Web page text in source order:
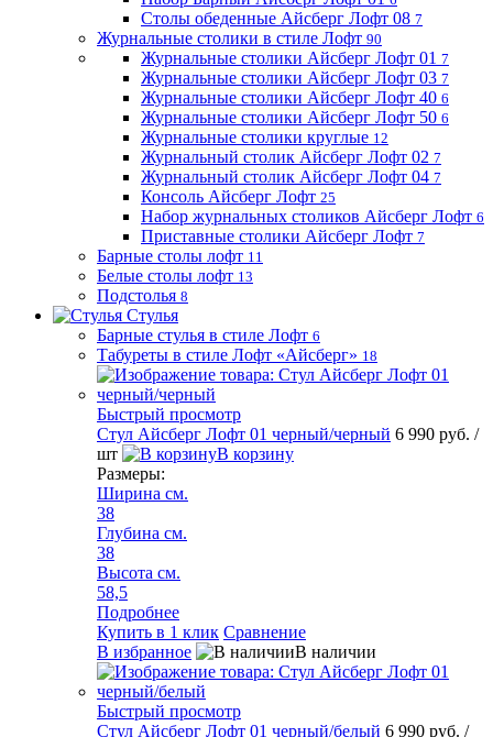
Столы обеденные Айсберг Лофт 08 7
Журнальные столики в стиле Лофт 90
Журнальные столики Айсберг Лофт 01 7
Журнальные столики Айсберг Лофт 03 7
Журнальные столики Айсберг Лофт 40 6
Журнальные столики Айсберг Лофт 50 6
Журнальные столики круглые 12
Журнальный столик Айсберг Лофт 02 7
Журнальный столик Айсберг Лофт 04 7
Консоль Айсберг Лофт 25
Набор журнальных столиков Айсберг Лофт 6
Приставные столики Айсберг Лофт 7
Барные столы лофт 11
Белые столы лофт 13
Подстолья 8
Стулья
Барные стулья в стиле Лофт 6
Табуреты в стиле Лофт «Айсберг» 18
Быстрый просмотр
Стул Айсберг Лофт 01 черный/черный 6 990 руб. /
шт
В корзину
Размеры:
Ширина см.
38
Глубина см.
38
Высота см.
58,5
Подробнее
Купить в 1 клик Сравнение
В избранное
В наличии
Быстрый просмотр
Стул Айсберг Лофт 01 черный/белый 6 990 руб. /